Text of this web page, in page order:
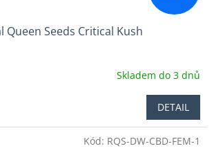
Queen Seeds Critical Kush
Skladem do 3 dnů
DETAIL
Kód: RQS-DW-CBD-FEM-1